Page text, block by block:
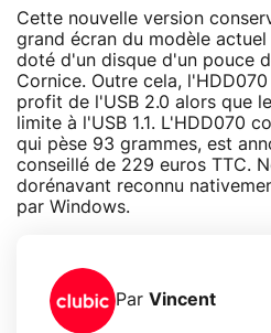
Cette nouvelle version
grand écran du modèle
doté d'un disque d'un pouce
Cornice. Outre cela,
profit de l'USB 2.0 alors que
limite à l'USB 1.1. L'HDD070
qui pèse 93 grammes, est
conseillé de 229 euros TTC.
dorénavant reconnu
par Windows.
Par Vincent